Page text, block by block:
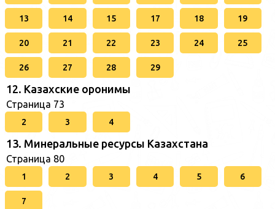
13 14 15 17 18 19
20 21 22 23 24 25
26 27 28 29
12. Казахские оронимы
Страница 73
2 3 4
13. Минеральные ресурсы Казахстана
Страница 80
1 2 3 4 5 6
7